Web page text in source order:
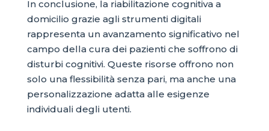
In conclusione, la riabilitazione cognitiva a
domicilio grazie agli strumenti digitali
rappresenta un avanzamento significativo nel
campo della cura dei pazienti che soffrono di
disturbi cognitivi. Queste risorse offrono non
solo una flessibilità senza pari, ma anche una
personalizzazione adatta alle esigenze
individuali degli utenti.